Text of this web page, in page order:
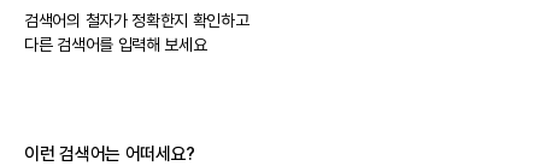
검색어의 철자가 정확한지 확인하고
다른 검색어를 입력해 보세요
이런 검색어는 어떠세요?